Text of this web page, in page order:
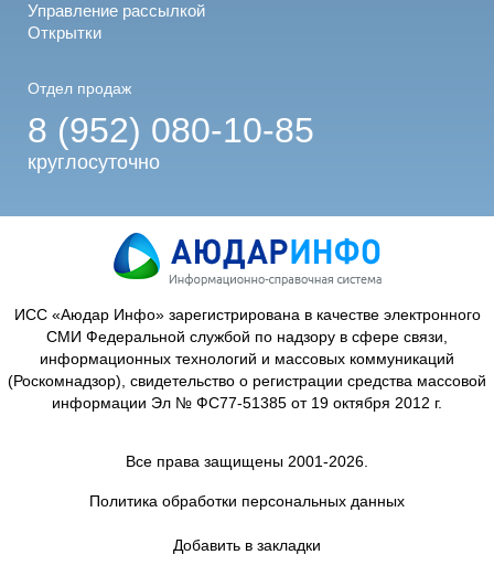
Управление рассылкой
Открытки
Отдел продаж
8 (952) 080-10-85
круглосуточно
ИСС «Аюдар Инфо» зарегистрирована в качестве электронного
СМИ Федеральной службой по надзору в сфере связи,
информационных технологий и массовых коммуникаций
(Роскомнадзор), свидетельство о регистрации средства массовой
информации Эл № ФС77-51385 от 19 октября 2012 г.
Все права защищены 2001-2026.
Политика обработки персональных данных
Добавить в закладки